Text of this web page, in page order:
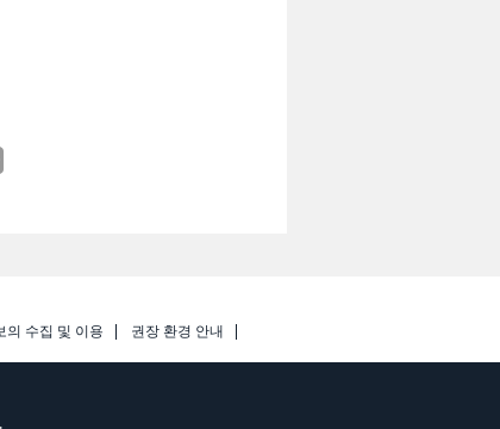
의 수집 및 이용 권장 환경 안내